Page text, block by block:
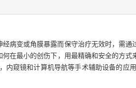
病变或角膜暴露而保守治疗无效时，需通
在最小的创伤下，用最精确和安全的方式
内窥镜和计算机导航等手术辅助设备的应